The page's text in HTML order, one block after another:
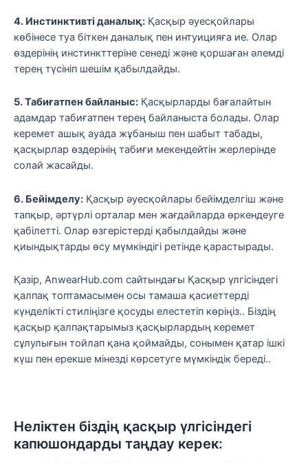
4. Инстинктивті даналық: Қасқыр әуесқойлары
көбінесе туа біткен даналық пен интуицияға ие. Олар
өздерінің инстинкттеріне сенеді және қоршаған әлемді
терең түсініп шешім қабылдайды.
5. Табиғатпен байланыс: Қасқырларды бағалайтын
адамдар табиғатпен терең байланыста болады. Олар
керемет ашық ауада жұбаныш пен шабыт табады,
қасқырлар өздерінің табиғи мекендейтін жерлерінде
солай жасайды.
6. Бейімделу: Қасқыр әуесқойлары бейімделгіш және
тапқыр, әртүрлі орталар мен жағдайларда өркендеуге
қабілетті. Олар өзгерістерді қабылдайды және
қиындықтарды өсу мүмкіндігі ретінде қарастырады.
Қазір, AnwearHub.com сайтындағы Қасқыр үлгісіндегі
қалпақ топтамасымен осы тамаша қасиеттерді
күнделікті стиліңізге қосуды елестетіп көріңіз.. Біздің
қасқыр қалпақтарымыз қасқырлардың керемет
сұлулығын тойлап қана қоймайды, сонымен қатар ішкі
күш пен ерекше мінезді көрсетуге мүмкіндік береді..
Неліктен біздің қасқыр үлгісіндегі
капюшондарды таңдау керек: